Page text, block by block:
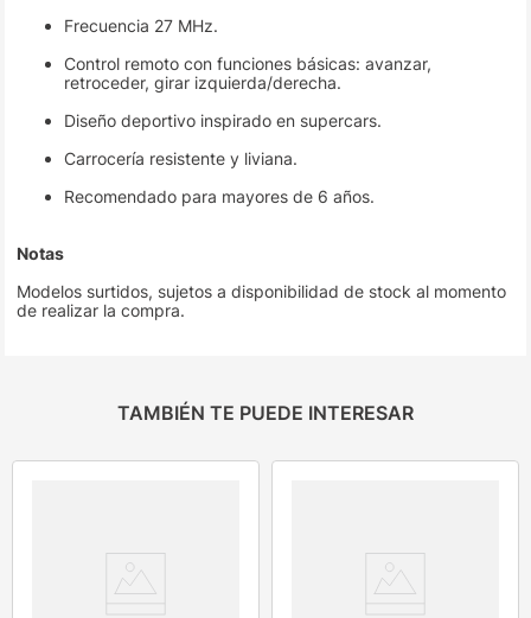
Frecuencia 27 MHz.
Control remoto con funciones básicas: avanzar,
retroceder, girar izquierda/derecha.
Diseño deportivo inspirado en supercars.
Carrocería resistente y liviana.
Recomendado para mayores de 6 años.
Notas
Modelos surtidos, sujetos a disponibilidad de stock al momento
de realizar la compra.
TAMBIÉN TE PUEDE INTERESAR